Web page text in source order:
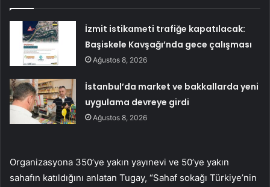
İzmit istikameti trafiğe kapatılacak:
Başiskele Kavşağı’nda gece çalışması
Ağustos 8, 2026
İstanbul’da market ve bakkallarda yeni
uygulama devreye girdi
Ağustos 8, 2026
Organizasyona 350’ye yakın yayınevi ve 50’ye yakın
sahafın katıldığını anlatan Tugay, “Sahaf sokağı Türkiye’nin